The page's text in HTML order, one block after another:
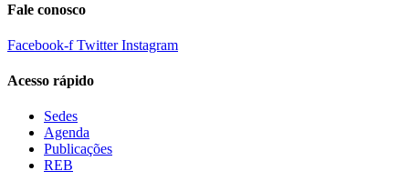
Fale conosco
Facebook-f Twitter Instagram
Acesso rápido
Sedes
Agenda
Publicações
REB